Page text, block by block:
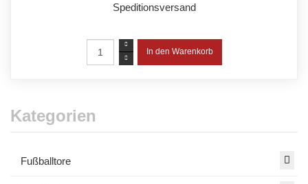
Speditionsversand
Kategorien
Fußballtore